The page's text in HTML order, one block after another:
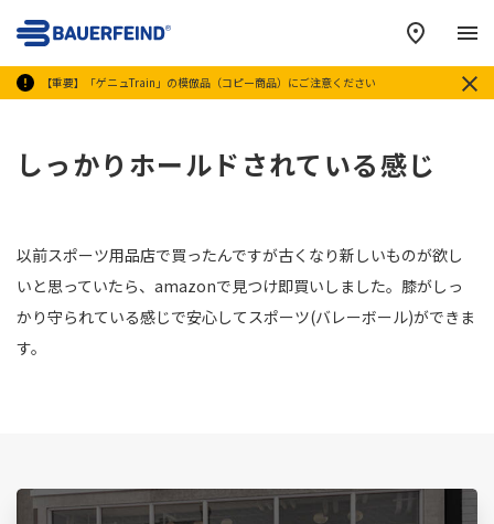
【重要】「ゲニュTrain」の模倣品（コピー商品）にご注意ください
メ
しっかりホールドされている感じ
以前スポーツ用品店で買ったんですが古くなり新しいものが欲し
いと思っていたら、amazonで見つけ即買いしました。膝がしっ
かり守られている感じで安心してスポーツ(バレーボール)ができま
す。